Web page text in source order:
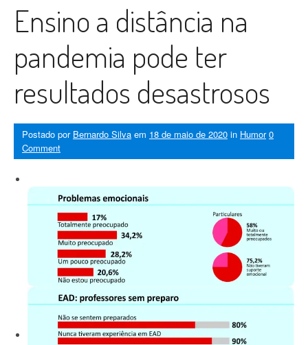
Ensino a distância na
pandemia pode ter
resultados desastrosos
Postado por Bernardo Silva em 18 de maio de 2020 in Humor 0
Comment